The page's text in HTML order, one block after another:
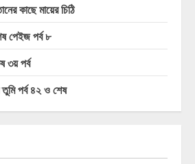
কাছে মায়ের চিঠি
পেইজ পর্ব ৮
৩য় পর্ব
পর্ব ৪২ ও শেষ